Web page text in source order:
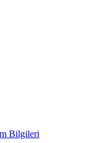
Bilgileri